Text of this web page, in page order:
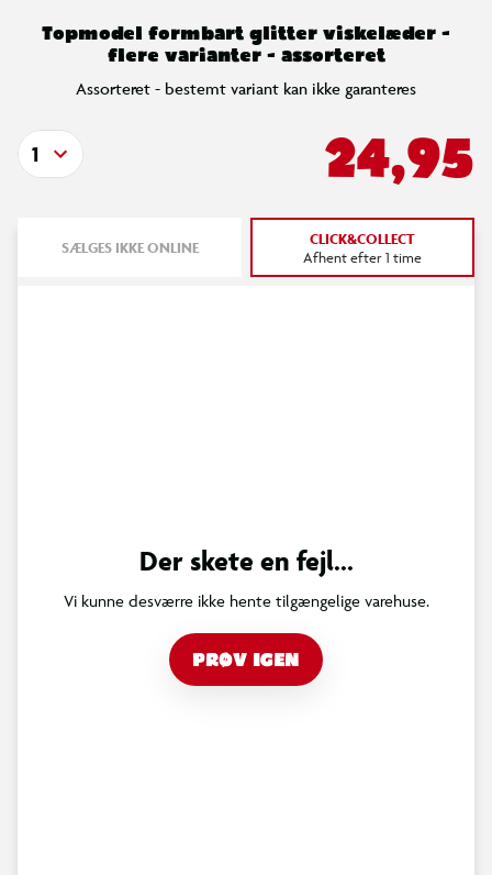
Topmodel formbart glitter viskelæder -
flere varianter - assorteret
Assorteret - bestemt variant kan ikke garanteres
24,95
1
SÆLGES IKKE ONLINE CLICK&COLLECT
Afhent efter 1 time
Der skete en fejl...
Vi kunne desværre ikke hente tilgængelige varehuse.
PRØV IGEN